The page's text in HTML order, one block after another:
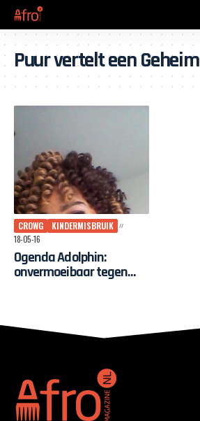
Puur vertelt een Geheim
CROWG
KINDERMISBRUIK
18-05-16
Ogenda Adolphin:
onvermoeibaar tegen